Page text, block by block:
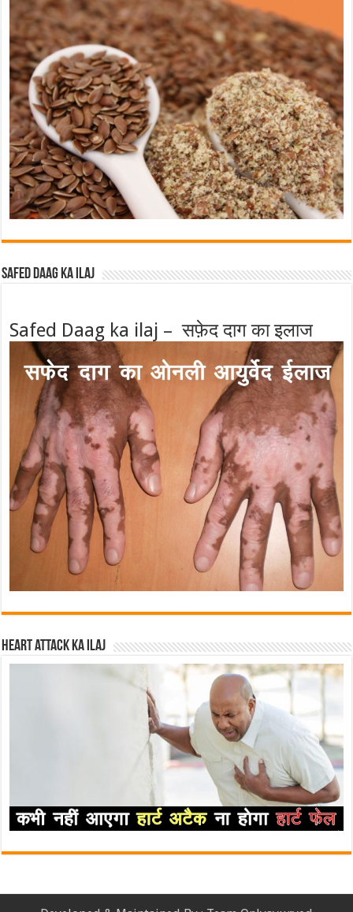
Safed Daag ka ilaj
Safed Daag ka ilaj – सफ़ेद दाग का इलाज
Heart attack ka ilaj